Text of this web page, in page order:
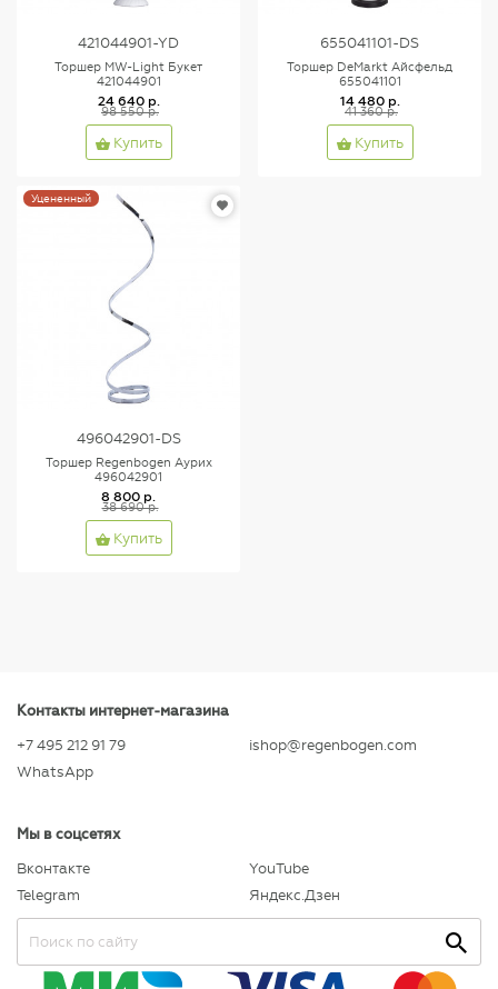
421044901-YD
Торшер MW-Light Букет
421044901
24 640 р.
98 550 р.
Купить
655041101-DS
Торшер DeMarkt Айсфельд
655041101
14 480 р.
41 360 р.
Купить
Уцененный
496042901-DS
Торшер Regenbogen Аурих
496042901
8 800 р.
38 690 р.
Купить
Контакты интернет-магазина
+7 495 212 91 79
WhatsApp
ishop@regenbogen.com
Мы в соцсетях
Вконтакте
Telegram
YouTube
Яндекс.Дзен